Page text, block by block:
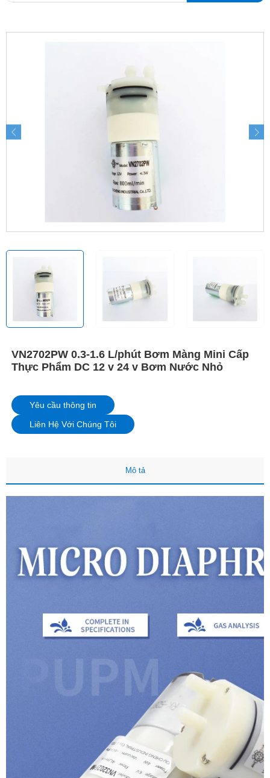
VN2702PW 0.3-1.6 L/phút Bơm Màng Mini Cấp
Thực Phẩm DC 12 v 24 v Bơm Nước Nhỏ
Yêu cầu thông tin
Liên Hệ Với Chúng Tôi
Mô tả